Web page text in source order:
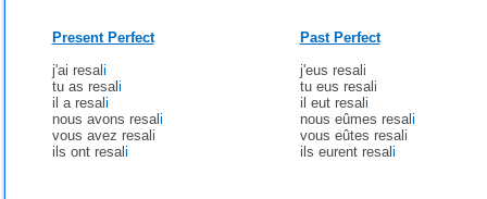
Present Perfect
j'ai resali
tu as resali
il a resali
nous avons resali
vous avez resali
ils ont resali
Past Perfect
j'eus resali
tu eus resali
il eut resali
nous eûmes resali
vous eûtes resali
ils eurent resali